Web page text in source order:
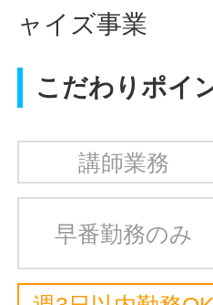
ャイズ事業
こだわりポイ
講師業務
早番勤務のみ